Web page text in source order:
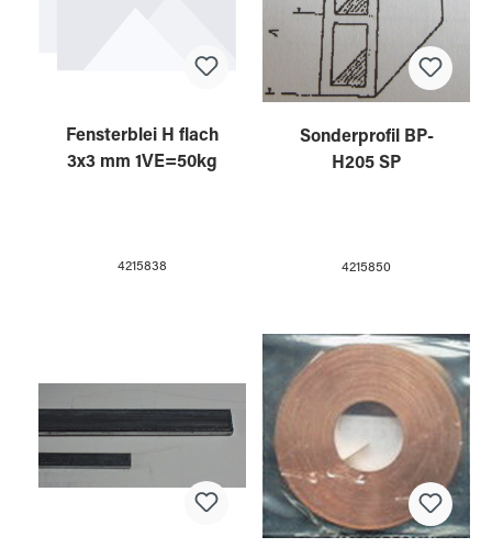
Fensterblei H flach
3x3 mm 1VE=50kg
4215838
Sonderprofil BP-
H205 SP
4215850